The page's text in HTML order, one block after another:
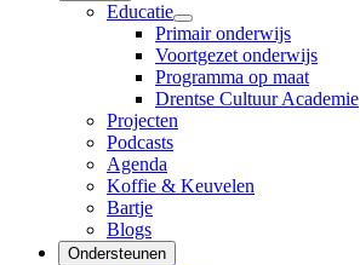
Educatie
Primair onderwijs
Voortgezet onderwijs
Programma op maat
Drentse Cultuur Academie
Projecten
Podcasts
Agenda
Koffie & Keuvelen
Bartje
Blogs
Ondersteunen